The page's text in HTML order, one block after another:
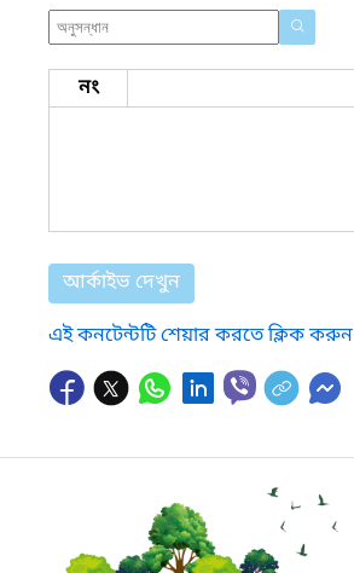
নং
আর্কাইভ দেখুন
এই কনটেন্টটি শেয়ার করতে ক্লিক করুন